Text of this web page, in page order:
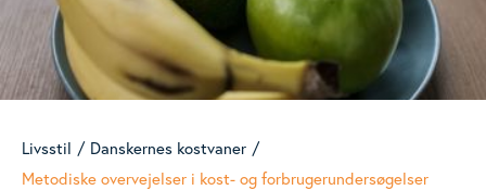
Danskernes kostvaner
Metodiske overvejelser i kost- og forbrugerundersøgelser
Ultraforarbejdede fødevarer
Livsstil
Danskernes kostvaner
Metodiske overvejelser i kost- og forbrugerundersøgelser